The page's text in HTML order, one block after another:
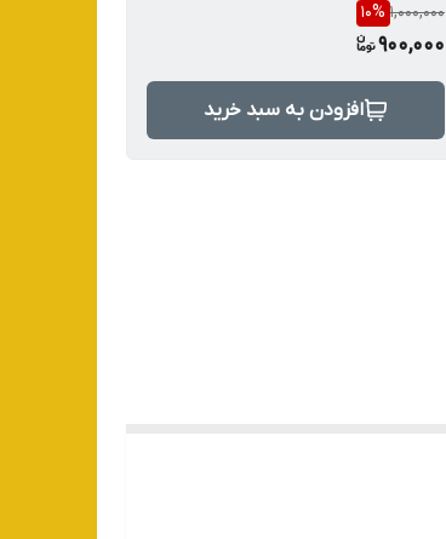
1,000,000
10%
900,000
افزودن به سبد خرید